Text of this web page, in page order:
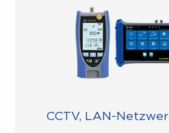
CCTV, LAN-